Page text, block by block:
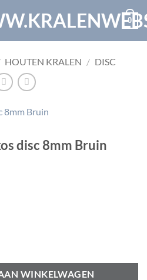
0
HOUTEN KRALEN / DISC
disc 8mm Bruin
WINKELWAGEN